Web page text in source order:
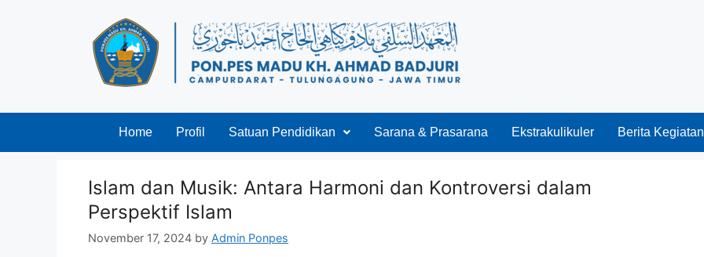
Home Profil Satuan Pendidikan Sarana & Prasarana Ekstrakulikuler Berita Kegiatan
Islam dan Musik: Antara Harmoni dan Kontroversi dalam
Perspektif Islam
November 17, 2024 by Admin Ponpes